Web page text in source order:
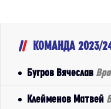
КОМАНДА 2023/
Бугров Вячеслав
Клейменов Матвей